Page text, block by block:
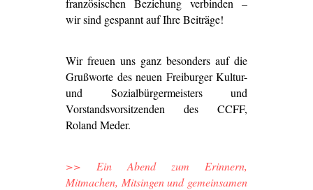
französischen Beziehung verbinden –
wir sind gespannt auf Ihre Beiträge!
Wir freuen uns ganz besonders auf die
Grußworte des neuen Freiburger Kultur-
und Sozialbürgermeisters und
Vorstandsvorsitzenden des CCFF,
Roland Meder.
>> Ein Abend zum Erinnern,
Mitmachen, Mitsingen und gemeinsamen